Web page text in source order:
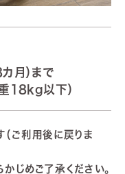
月）まで
18kg以下）
ご利用後に戻りま
じめご了承ください。